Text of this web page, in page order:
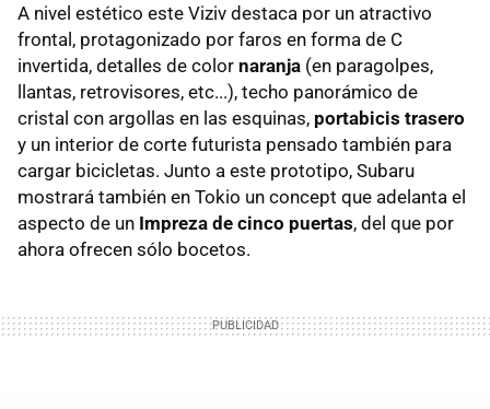
A nivel estético este Viziv destaca por un atractivo
frontal, protagonizado por faros en forma de C
invertida, detalles de color naranja (en paragolpes,
llantas, retrovisores, etc...), techo panorámico de
cristal con argollas en las esquinas, portabicis trasero
y un interior de corte futurista pensado también para
cargar bicicletas. Junto a este prototipo, Subaru
mostrará también en Tokio un concept que adelanta el
aspecto de un Impreza de cinco puertas, del que por
ahora ofrecen sólo bocetos.